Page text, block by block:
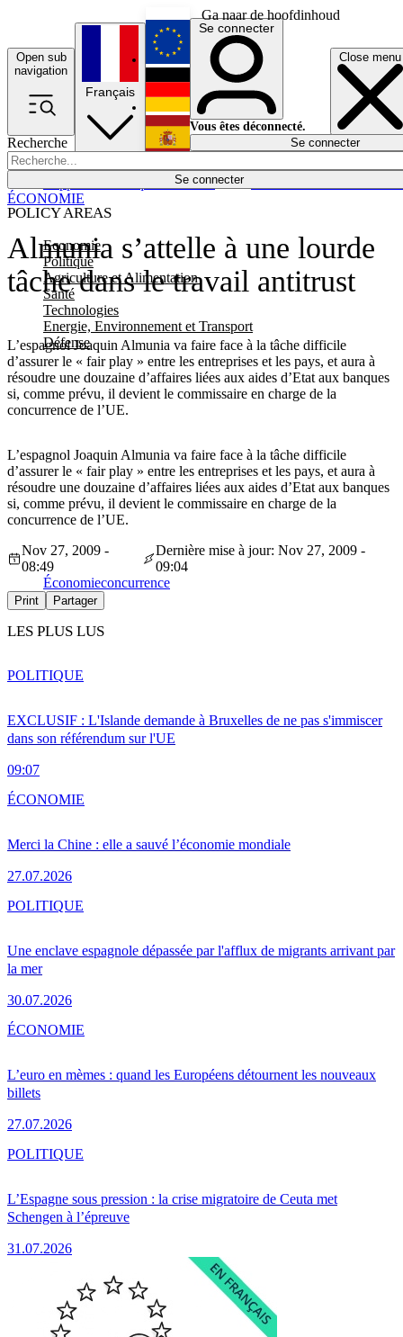
Ga naar de hoofdinhoud
Open sub
navigation
Close menu
Recherche
Se connecter
POLICY AREAS
Economie
Politique
Agriculture et Alimentation
Santé
Technologies
Energie, Environnement et Transport
Défense
Économie
Français
English
Deutsch
Español
Se connecter
Vous êtes déconnecté.
Se connecter
Almunia s’attelle à une lourde
tâche dans le travail antitrust
L’espagnol Joaquin Almunia va faire face à la tâche difficile
d’assurer le « fair play » entre les entreprises et les pays, et aura à
résoudre une douzaine d’affaires liées aux aides d’Etat aux banques
si, comme prévu, il devient le commissaire en charge de la
concurrence de l’UE.
ÉCONOMIE
L’espagnol Joaquin Almunia va faire face à la tâche difficile
d’assurer le « fair play » entre les entreprises et les pays, et aura à
résoudre une douzaine d’affaires liées aux aides d’Etat aux banques
si, comme prévu, il devient le commissaire en charge de la
concurrence de l’UE.
Nov 27, 2009 -
08:49
Dernière mise à jour: Nov 27, 2009 -
09:04
Économieconcurrence
Print Partager
LES PLUS LUS
EXCLUSIF : L'Islande demande à Bruxelles de ne pas s'immiscer
dans son référendum sur l'UE
09:07
POLITIQUE
Merci la Chine : elle a sauvé l’économie mondiale
27.07.2026
ÉCONOMIE
Une enclave espagnole dépassée par l'afflux de migrants arrivant par
la mer
30.07.2026
POLITIQUE
L’euro en mèmes : quand les Européens détournent les nouveaux
billets
27.07.2026
ÉCONOMIE
L’Espagne sous pression : la crise migratoire de Ceuta met
Schengen à l’épreuve
31.07.2026
POLITIQUE